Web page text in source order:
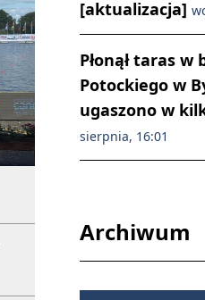
[aktualizacja]
Płonął taras
Potockiego w
ugaszono w
sierpnia, 16:01
Archiwum